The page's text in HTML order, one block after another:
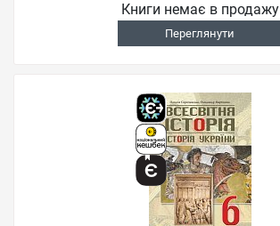
Книги немає в продажу
Переглянути